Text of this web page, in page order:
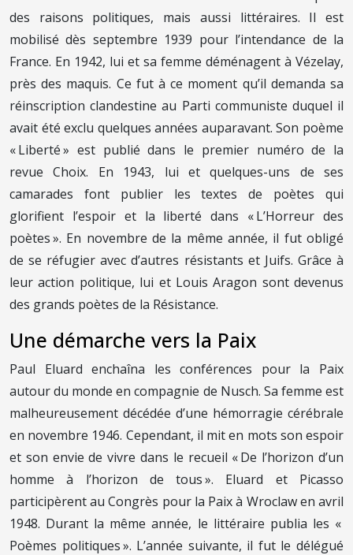
des raisons politiques, mais aussi littéraires. Il est
mobilisé dès septembre 1939 pour l’intendance de la
France. En 1942, lui et sa femme déménagent à Vézelay,
près des maquis. Ce fut à ce moment qu’il demanda sa
réinscription clandestine au Parti communiste duquel il
avait été exclu quelques années auparavant. Son poème
« Liberté » est publié dans le premier numéro de la
revue Choix. En 1943, lui et quelques-uns de ses
camarades font publier les textes de poètes qui
glorifient l’espoir et la liberté dans « L’Horreur des
poètes ». En novembre de la même année, il fut obligé
de se réfugier avec d’autres résistants et Juifs. Grâce à
leur action politique, lui et Louis Aragon sont devenus
des grands poètes de la Résistance.
Une démarche vers la Paix
Paul Eluard enchaîna les conférences pour la Paix
autour du monde en compagnie de Nusch. Sa femme est
malheureusement décédée d’une hémorragie cérébrale
en novembre 1946. Cependant, il mit en mots son espoir
et son envie de vivre dans le recueil « De l’horizon d’un
homme à l’horizon de tous ». Eluard et Picasso
participèrent au Congrès pour la Paix à Wroclaw en avril
1948. Durant la même année, le littéraire publia les «
Poèmes politiques ». L’année suivante, il fut le délégué